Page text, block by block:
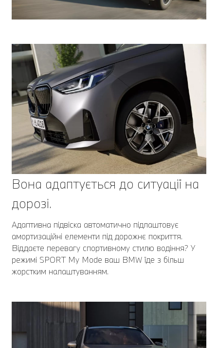
Вона адаптується до ситуації на
дорозі.
Адаптивна підвіска автоматично підлаштовує
амортизаційні елементи під дорожнє покриття.
Віддаєте перевагу спортивному стилю водіння? У
режимі SPORT My Mode ваш BMW їде з більш
жорстким налаштуванням.